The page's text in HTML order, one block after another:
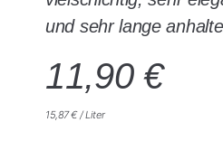
und sehr lange
11,90€
15,87€/Liter